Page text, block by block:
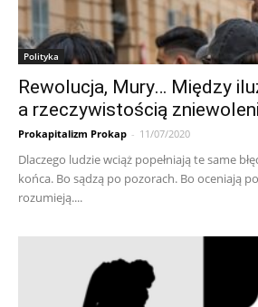
Polityka
Rewolucja, Mury… Między
a rzeczywistością
Prokapitalizm Prokap - 11/07/2020
Dlaczego ludzie wciąż popełniają te same
końca. Bo sądzą po pozorach. Bo oceniają
rozumieją....